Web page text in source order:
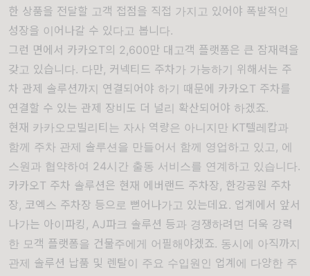
한 상품을 전달할 고객 접점을 직접 가지고 있어야 폭발적인
성장을 이어나갈 수 있다고 봅니다.
그런 면에서 카카오T의 2,600만 대고객 플랫폼은 큰 잠재력을
갖고 있습니다. 다만, 커넥티드 주차가 가능하기 위해서는 주
차 관제 솔루션까지 연결되어야 하기 때문에 카카오T 주차를
연결할 수 있는 관제 장비도 더 널리 확산되어야 하겠죠.
현재 카카오모빌리티는 자사 역량은 아니지만 KT텔레캅과
함께 주차 관제 솔루션을 만들어서 함께 영업하고 있고, 에
스원과 협약하여 24시간 출동 서비스를 연계하고 있습니다.
카카오T 주차 솔루션은 현재 에버랜드 주차장, 한강공원 주차
장, 코엑스 주차장 등으로 뻗어나가고 있는데요. 업계에서 앞서
나가는 아이파킹, AJ파크 솔루션 등과 경쟁하려면 더욱 강력
한 모객 플랫폼을 건물주에게 어필해야겠죠. 동시에 아직까지
관제 솔루션 납품 및 렌탈이 주요 수입원인 업계에 다양한 주